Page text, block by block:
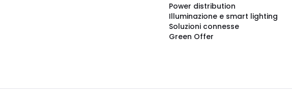
Power distribution
Illuminazione e smart lighting
Soluzioni connesse
Green Offer